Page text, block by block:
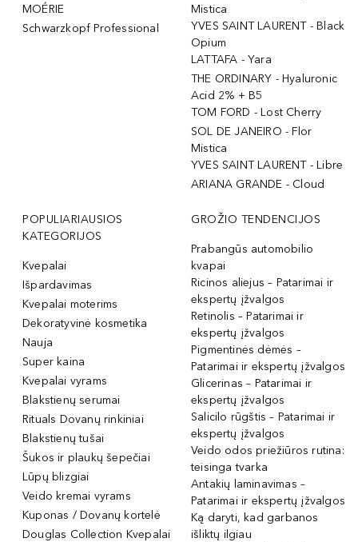
MOÉRIE
Schwarzkopf Professional
Mistica
YVES SAINT LAURENT - Black
Opium
LATTAFA - Yara
THE ORDINARY - Hyaluronic
Acid 2% + B5
TOM FORD - Lost Cherry
SOL DE JANEIRO - Flor
Mistica
YVES SAINT LAURENT - Libre
ARIANA GRANDE - Cloud
POPULIARIAUSIOS
KATEGORIJOS
Kvepalai
Išpardavimas
Kvepalai moterims
Dekoratyvinė kosmetika
Nauja
Super kaina
Kvepalai vyrams
Blakstienų serumai
Rituals Dovanų rinkiniai
Blakstienų tušai
Šukos ir plaukų šepečiai
Lūpų blizgiai
Veido kremai vyrams
Kuponas / Dovanų kortelė
Douglas Collection Kvepalai
GROŽIO TENDENCIJOS
Prabangūs automobilio
kvapai
Ricinos aliejus – Patarimai ir
ekspertų įžvalgos
Retinolis – Patarimai ir
ekspertų įžvalgos
Pigmentinės dėmės –
Patarimai ir ekspertų įžvalgos
Glicerinas – Patarimai ir
ekspertų įžvalgos
Salicilo rūgštis – Patarimai ir
ekspertų įžvalgos
Veido odos priežiūros rutina:
teisinga tvarka
Antakių laminavimas –
Patarimai ir ekspertų įžvalgos
Ką daryti, kad garbanos
išliktų ilgiau